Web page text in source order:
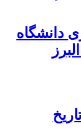
دانشگاه